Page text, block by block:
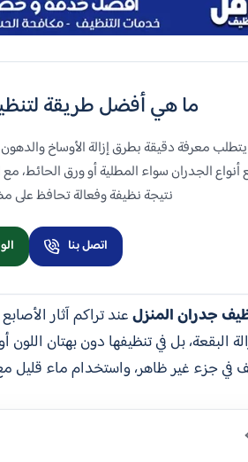
ما هي أفضل طريقة
معرفة دقيقة بطرق إزالة الأوساخ والدهون
الجدران سواء المطلية أو ورق الحائط،
نتيجة نظيفة وفعالة تحافظ على
اتصل بنا
جدران المنزلعند تراكم آثار
البقعة، بل في تنظيفها دون بهتان
في جزء غير ظاهر، واستخدام ماء